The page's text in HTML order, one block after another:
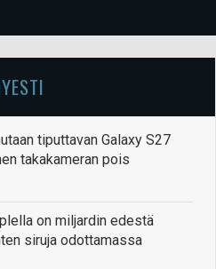
tiputtavan Galaxy S27
takakameran pois
on miljardin edestä
siruja odottamassa